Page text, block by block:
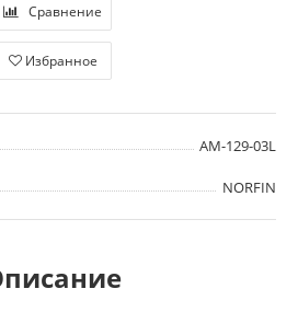
Сравнение
Избранное
AM-129-03L
NORFIN